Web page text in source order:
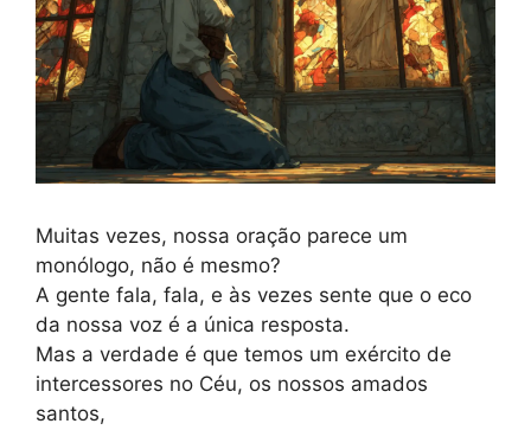
Muitas vezes, nossa oração parece um
monólogo, não é mesmo?
A gente fala, fala, e às vezes sente que o eco
da nossa voz é a única resposta.
Mas a verdade é que temos um exército de
intercessores no Céu, os nossos amados
santos,